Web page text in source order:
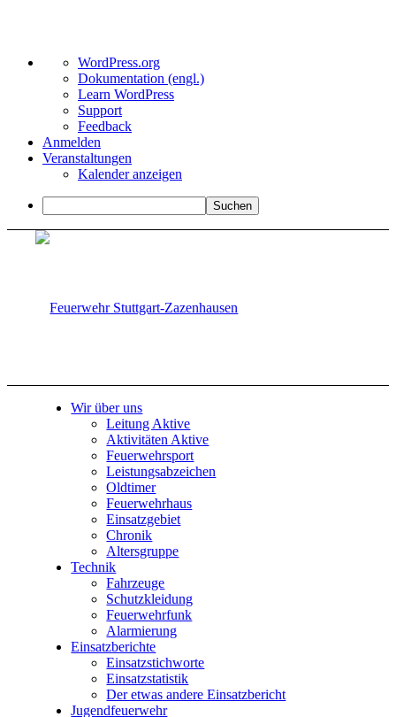
Über
WordPress
WordPress.org
Dokumentation (engl.)
Learn WordPress
Support
Feedback
Anmelden
Veranstaltungen
Kalender anzeigen
Suchen
Wir über uns
Leitung Aktive
Aktivitäten Aktive
Feuerwehrsport
Leistungsabzeichen
Oldtimer
Feuerwehrhaus
Einsatzgebiet
Chronik
Altersgruppe
Technik
Fahrzeuge
Schutzkleidung
Feuerwehrfunk
Alarmierung
Einsatzberichte
Einsatzstichworte
Einsatzstatistik
Der etwas andere Einsatzbericht
Jugendfeuerwehr